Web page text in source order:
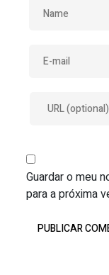
Guardar o meu
para a próxima